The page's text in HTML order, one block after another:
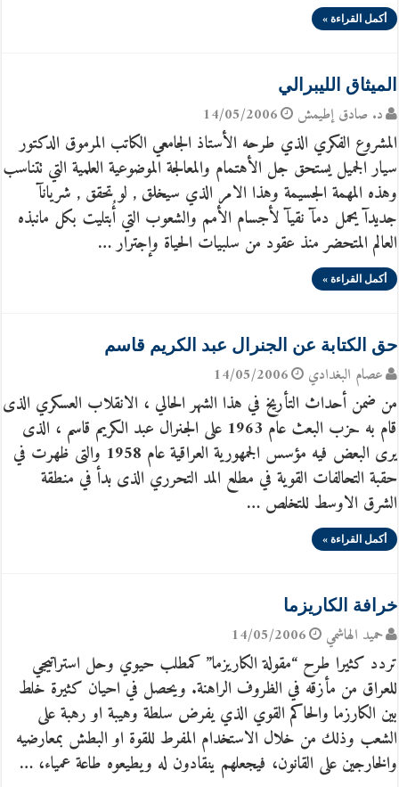
أكمل القراءة »
الميثاق الليبرالي
د. صادق إطيمش 14/05/2006
المشروع الفكري الذي طرحه الأستاذ الجامعي الكاتب المرموق الدكتور
سيار الجميل يستحق جل الأهتمام والمعالجة الموضوعية العلمية التي تتناسب
وهذه المهمة الجسيمة وهذا الامر الذي سيخلق , لو تحقق , شريانآ
جديدآ يحمل دمآ نقيآ لأجسام الأمم والشعوب التي أُبتليت بكل مانبذه
العالم المتحضر منذ عقود من سلبيات الحياة وإجترار …
أكمل القراءة »
حق الكتابة عن الجنرال عبد الكريم قاسم
عصام البغدادي 14/05/2006
من ضمن أحداث التأريخ في هذا الشهر الحالي ، الانقلاب العسكري الذى
قام به حزب البعث عام 1963 على الجنرال عبد الكريم قاسم ، الذى
يرى البعض فيه مؤسس الجمهورية العراقية عام 1958 والتى ظهرت في
حقبة التحالفات القوية في مطلع المد التحرري الذى بدأ في منطقة
الشرق الاوسط للتخلص …
أكمل القراءة »
خرافة الكاريزما
حميد الهاشمي 14/05/2006
تردد كثيرا طرح “مقولة الكاريزما” كمطلب حيوي وحل استراتيجي
للعراق من مأزقه في الظروف الراهنة. ويحصل في احيان كثيرة خلط
بين الكارزما والحاكم القوي الذي يفرض سلطة وهيبة او رهبة على
الشعب وذلك من خلال الاستخدام المفرط للقوة او البطش بمعارضيه
والخارجين على القانون، فيجعلهم ينقادون له ويطيعوه طاعة عمياء، …